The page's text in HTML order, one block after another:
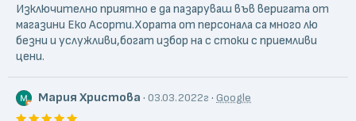
Асорти“ предлага висококачествени продукти и услуги,
гарантирани от своя затворен производствен цикъл.
Изключително приятно е да пазаруваш във веригата от
магазини Еко Асорти.Хората от персонала са много лю
безни и услужливи,богат избор на с стоки с приемливи
цени.
Мария Христова · 03.03.2022г · Google